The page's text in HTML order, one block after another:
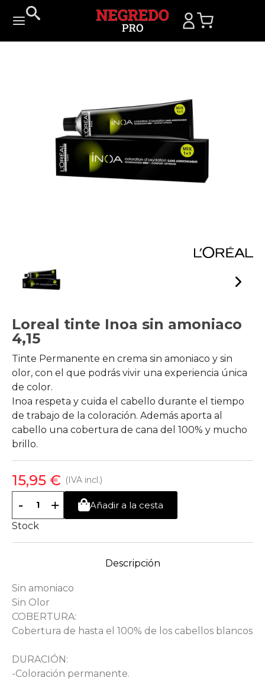
Loreal tinte Inoa sin amoniaco
4,15
Tinte Permanente en crema sin amoniaco y sin
olor, con el que podrás vivir una experiencia única
de color.
Inoa respeta y cuida el cabello durante el tiempo
de trabajo de la coloración. Además aporta al
cabello una cobertura de cana del 100% y mucho
brillo.
15,95 € (IVA incl.)
- +
Añadir a la cesta
Stock
Descripción
Sin amoniaco
Sin Olor
COBERTURA:
Cobertura de hasta el 100% de los cabellos blancos
DURACIÓN:
-Coloración permanente.